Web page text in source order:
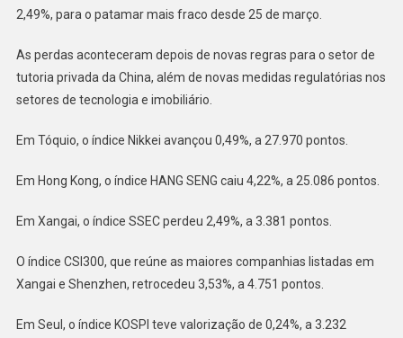
2,49%, para o patamar mais fraco desde 25 de março.
As perdas aconteceram depois de novas regras para o setor de
tutoria privada da China, além de novas medidas regulatórias nos
setores de tecnologia e imobiliário.
Em Tóquio, o índice Nikkei avançou 0,49%, a 27.970 pontos.
Em Hong Kong, o índice HANG SENG caiu 4,22%, a 25.086 pontos.
Em Xangai, o índice SSEC perdeu 2,49%, a 3.381 pontos.
O índice CSI300, que reúne as maiores companhias listadas em
Xangai e Shenzhen, retrocedeu 3,53%, a 4.751 pontos.
Em Seul, o índice KOSPI teve valorização de 0,24%, a 3.232